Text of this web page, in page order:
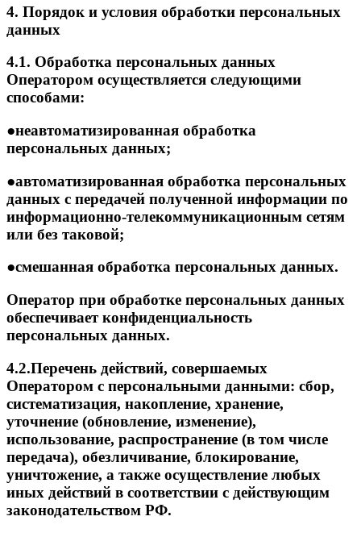
4. Порядок и условия обработки персональных
данных
4.1. Обработка персональных данных
Оператором осуществляется следующими
способами:
●неавтоматизированная обработка
персональных данных;
●автоматизированная обработка персональных
данных с передачей полученной информации по
информационно-телекоммуникационным сетям
или без таковой;
●смешанная обработка персональных данных.
Оператор при обработке персональных данных
обеспечивает конфиденциальность
персональных данных.
4.2.Перечень действий, совершаемых
Оператором с персональными данными: сбор,
систематизация, накопление, хранение,
уточнение (обновление, изменение),
использование, распространение (в том числе
передача), обезличивание, блокирование,
уничтожение, а также осуществление любых
иных действий в соответствии с действующим
законодательством РФ.